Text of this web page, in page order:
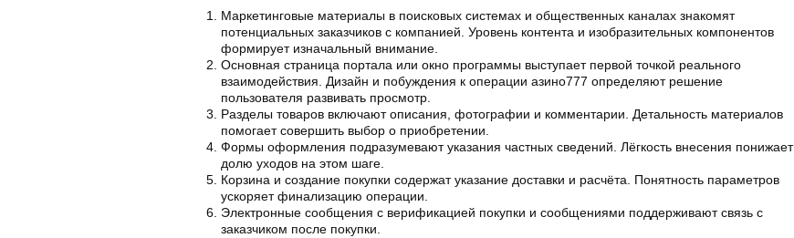
Маркетинговые материалы в поисковых системах и общественных каналах знакомят
потенциальных заказчиков с компанией. Уровень контента и изобразительных компонентов
формирует изначальный внимание.
Основная страница портала или окно программы выступает первой точкой реального
взаимодействия. Дизайн и побуждения к операции азино777 определяют решение
пользователя развивать просмотр.
Разделы товаров включают описания, фотографии и комментарии. Детальность материалов
помогает совершить выбор о приобретении.
Формы оформления подразумевают указания частных сведений. Лёгкость внесения понижает
долю уходов на этом шаге.
Корзина и создание покупки содержат указание доставки и расчёта. Понятность параметров
ускоряет финализацию операции.
Электронные сообщения с верификацией покупки и сообщениями поддерживают связь с
заказчиком после покупки.